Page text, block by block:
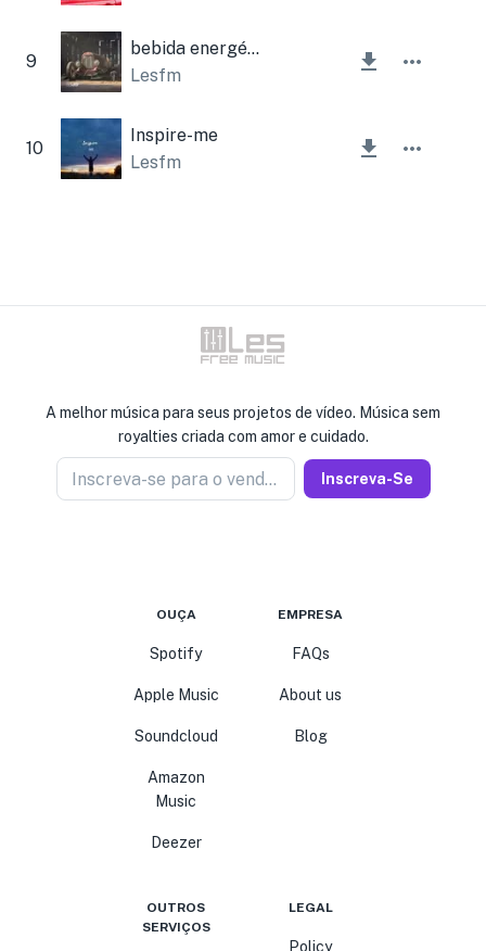
9
bebida energética
Lesfm
10
Inspire-me
Lesfm
A melhor música para seus projetos de vídeo. Música sem
royalties criada com amor e cuidado.
Inscreva-se para o vendedor de notícias Inscreva-Se
OUÇA
Spotify
Apple Music
Soundcloud
Amazon
Music
Deezer
EMPRESA
FAQs
About us
Blog
OUTROS
SERVIÇOS
LEGAL
Policy